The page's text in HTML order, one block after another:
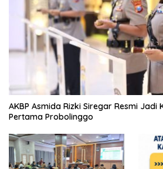
AKBP Asmida Rizki Siregar Resmi Jadi
Pertama Probolinggo